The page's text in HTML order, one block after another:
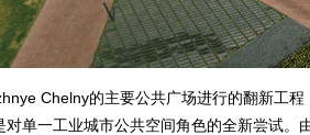
Chelny的主要公共广场进行的翻新工
对单一工业城市公共空间角色的全新尝试